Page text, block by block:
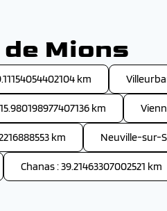
Mions
km
km
km Neuville-sur-
Chanas : 39.21463307002521 km